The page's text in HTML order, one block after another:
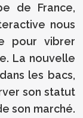
de France,
nous
pour vibrer
La nouvelle
les bacs,
son statut
son marché.